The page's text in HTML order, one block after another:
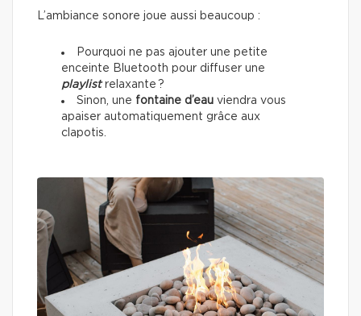
L’ambiance sonore joue aussi beaucoup :
Pourquoi ne pas ajouter une petite
enceinte Bluetooth pour diffuser une
playlistrelaxante ?
Sinon, une fontaine d’eau viendra vous
apaiser automatiquement grâce aux
clapotis.